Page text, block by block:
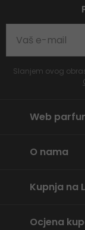
Slanjem ovog
Web
O nama
Kupnja na
Ocjena